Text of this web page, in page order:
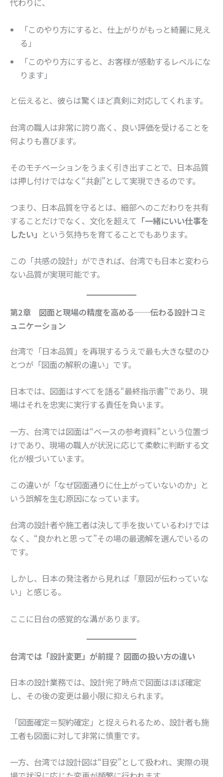
代わりに、
「このやり方にすると、仕上がりがもっと綺麗に見え
る」
「このやり方にすると、お客様が感動するレベルにな
ります」
と伝えると、彼らは驚くほど真剣に対応してくれます。
台湾の職人は非常に誇り高く、良い評価を受けることを
何よりも喜びます。
そのモチベーションをうまく引き出すことで、日本品質
は押し付けではなく“共創”として実現できるのです。
つまり、日本品質を守るとは、細部へのこだわりを共有
することだけでなく、文化を超えて 「一緒にいい仕事を
したい」 という気持ちを育てることでもあります。
この「共感の設計」ができれば、台湾でも日本と変わら
ない品質が実現可能です。
第2章 図面と現場の精度を高める──伝わる設計コミ
ュニケーション
台湾で「日本品質」を再現するうえで最も大きな壁のひ
とつが「図面の解釈の違い」です。
日本では、図面はすべてを語る“最終指示書”であり、現
場はそれを忠実に実行する責任を負います。
一方、台湾では図面は“ベースの参考資料”という位置づ
けであり、現場の職人が状況に応じて柔軟に判断する文
化が根づいています。
この違いが「なぜ図面通りに仕上がっていないのか」と
いう誤解を生む原因になっています。
台湾の設計者や施工者は決して手を抜いているわけでは
なく、“良かれと思って”その場の最適解を選んでいるの
です。
しかし、日本の発注者から見れば「意図が伝わっていな
い」と感じる。
ここに日台の感覚的な溝があります。
台湾では「設計変更」が前提？ 図面の扱い方の違い
日本の設計業務では、設計完了時点で図面はほぼ確定
し、その後の変更は最小限に抑えられます。
「図面確定＝契約確定」と捉えられるため、設計者も施
工者も図面に対して非常に慎重です。
一方、台湾では設計図は“目安”として扱われ、実際の現